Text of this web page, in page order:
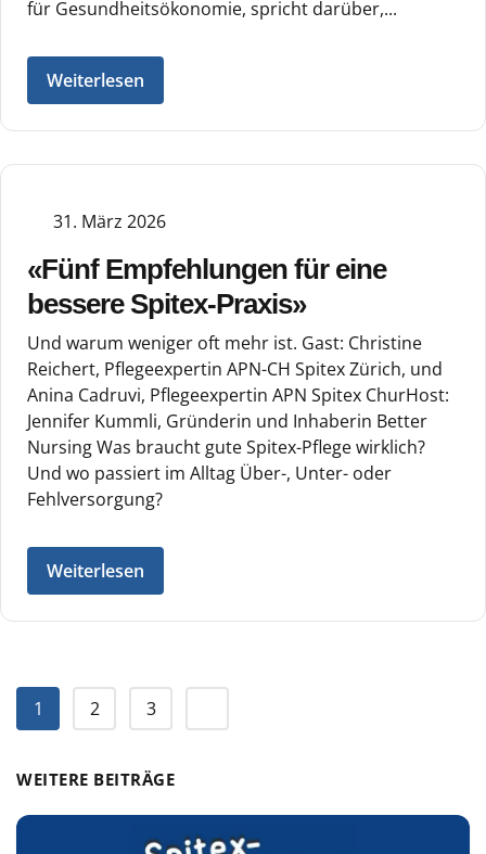
für Gesundheitsökonomie, spricht darüber,...
Weiterlesen
31. März 2026
«Fünf Empfehlungen für eine
bessere Spitex-Praxis»
Und warum weniger oft mehr ist. Gast: Christine
Reichert, Pflegeexpertin APN-CH Spitex Zürich, und
Anina Cadruvi, Pflegeexpertin APN Spitex ChurHost:
Jennifer Kummli, Gründerin und Inhaberin Better
Nursing Was braucht gute Spitex-Pflege wirklich?
Und wo passiert im Alltag Über-, Unter- oder
Fehlversorgung?
Weiterlesen
1 2 3
WEITERE BEITRÄGE